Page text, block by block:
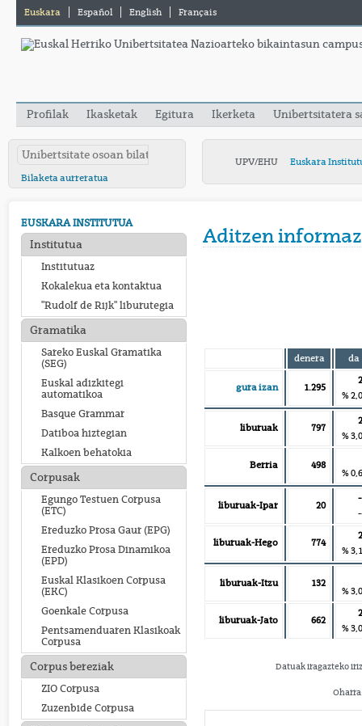
Euskara Español English Français
Profilak Ikasketak Egitura Ikerketa Unibertsitatera
Bilaketa aurreratua
UPV/EHU Euskara
EUSKARA INSTITUTUA
Institutua
Institutuaz
Kokalekua eta kontaktua
"Rudolf de Rijk" liburutegia
Gramatika
Sareko Euskal Gramatika
(SEG)
Euskal adizkitegi
automatikoa
Basque Grammar
Datiboa hiztegian
Kalkoen behatokia
Corpusak
Egungo Testuen Corpusa
(ETC)
Ereduzko Prosa Gaur (EPG)
Ereduzko Prosa Dinamikoa
(EPD)
Euskal Klasikoen Corpusa
(EKC)
Goenkale Corpusa
Pentsamenduaren Klasikoak
Corpusa
Corpus bereziak
ZIO Corpusa
Zuzenbide Corpusa
Aditzen
denera da
gura izan 1.295
%
liburuak 797
%
Berria 498
%
liburuak-Ipar 20
liburuak-Hego 774
%
liburuak-Itzu 132
%
liburuak-Jato 662
%
Datuak iragazteko